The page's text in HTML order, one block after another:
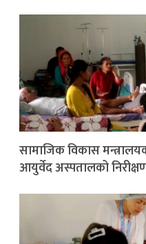
सामाजिक विकास
आयुर्वेद अस्पतालको